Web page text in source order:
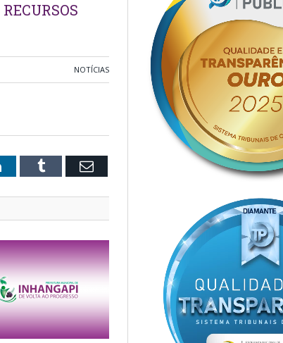
NOTÍCIAS
LinkedInTumblr Email